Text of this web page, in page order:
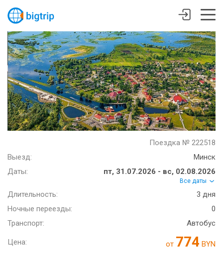
Поездка № 222518
Выезд:
Минск
Даты:
пт, 31.07.2026 - вс, 02.08.2026
Все даты
Длительность:
3 дня
Ночные переезды:
0
Транспорт:
Автобус
Цена: от 774 BYN